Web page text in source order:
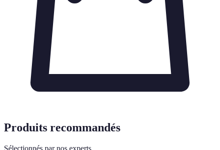
Produits recommandés
Sélectionnés par nos experts